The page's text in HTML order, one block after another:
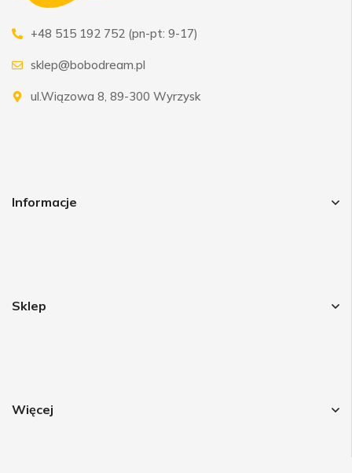
+48 515 192 752 (pn-pt: 9-17)
sklep@bobodream.pl
ul.Wiązowa 8, 89-300 Wyrzysk
Informacje
Sklep
Więcej